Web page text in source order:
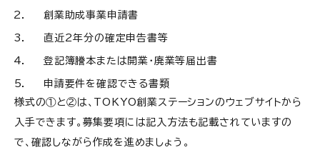
創業助成事業申請書
直近2年分の確定申告書等
登記簿謄本または開業・廃業等届出書
申請要件を確認できる書類
様式の①と②は、TOKYO創業ステーションのウェブサイトから
入手できます。募集要項には記入方法も記載されていますの
で、確認しながら作成を進めましょう。